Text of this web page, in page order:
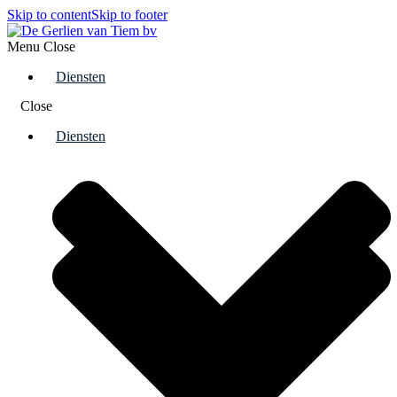
Skip to contentSkip to footer
Menu Close
Diensten
Close
Diensten